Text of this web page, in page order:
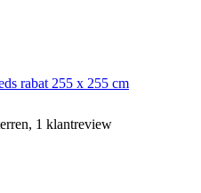
rabat 255 x 255 cm
1 klantreview